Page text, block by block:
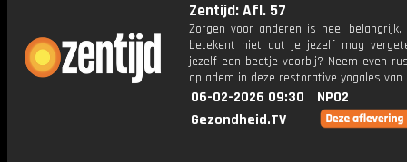
Zentijd: Afl. 57
Zorgen voor anderen is heel
betekent niet dat je jezelf mag
jezelf een beetje voorbij? Neem even
op adem in deze restorative yogales van
06-02-2026 09:30
NPO2
Gezondheid.TV